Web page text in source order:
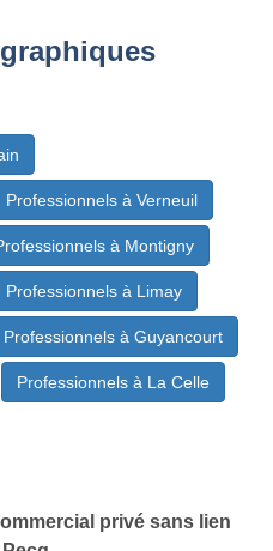
Professionnels à Verneuil
à Montigny
Professionnels à Limay
Professionnels à Guyancourt
Professionnels à La Celle
privé sans lien